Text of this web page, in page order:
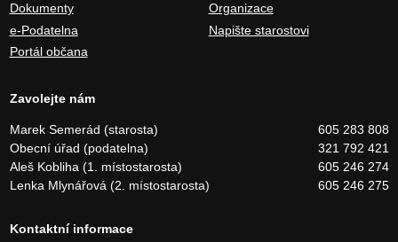
Dokumenty
e-Podatelna
Portál občana
Organizace
Napište starostovi
Zavolejte nám
Marek Semerád (starosta)
605 283 808
Obecní úřad (podatelna)
321 792 421
Aleš Kobliha (1. místostarosta)
605 246 274
Lenka Mlynářová (2. místostarosta)
605 246 275
Kontaktní informace